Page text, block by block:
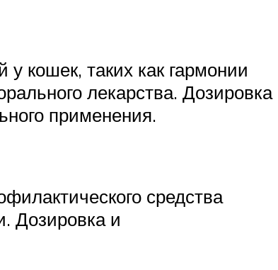
кошек, таких как гармонии
лекарства. Дозировка
применения.
средства
Дозировка и